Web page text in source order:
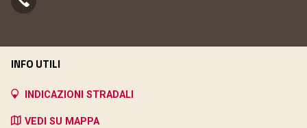
INFO UTILI
INDICAZIONI STRADALI
VEDI SU MAPPA